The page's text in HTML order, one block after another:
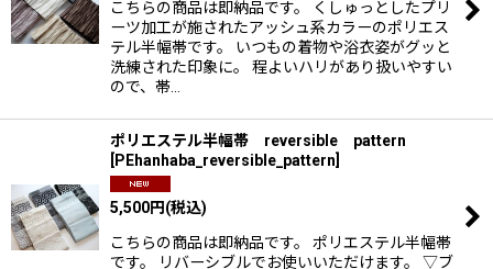
絞り込む
こちらの商品は即納品です。 くしゅっとしたプリ
ーツ加工が施されたアッシュ系カラーのポリエス
テル半幅帯です。 いつもの着物や浴衣姿がグッと
洗練された印象に。 程よいハリがあり扱いやすい
ので、帯…
ポリエステル半幅帯 reversible pattern
PEhanhaba_reversible_pattern
5,500円(税込)
こちらの商品は即納品です。 ポリエステル半幅帯
です。 リバーシブルでお使いいただけます。 ▽ブ